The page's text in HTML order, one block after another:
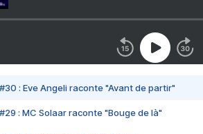
#30 : Eve Angeli raconte "Avant de partir"
#29 : MC Solaar raconte "Bouge de là"